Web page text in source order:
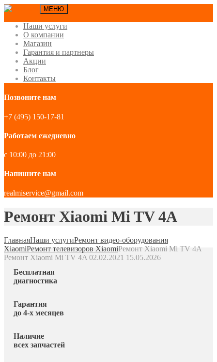
МЕНЮ
Наши услуги
О компании
Магазин
Гарантия и партнеры
Акции
Блог
Контакты
Позвоните нам
+7 (495) 150-17-81
Работаем ежедневно
с 10:00 до 21:00
Напишите нам
realmiservice@gmail.com
Ремонт Xiaomi Mi TV 4A
ГлавнаяНаши услугиРемонт видео-оборудования
XiaomiРемонт телевизоров XiaomiРемонт Xiaomi Mi TV 4A
Ремонт Xiaomi Mi TV 4A 02.02.2021 15.05.2026
Бесплатная
диагностика
Гарантия
до 4-х месяцев
Наличие
всех запчастей